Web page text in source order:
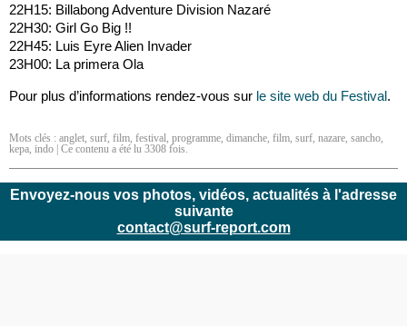
22H15: Billabong Adventure Division Nazaré
22H30: Girl Go Big !!
22H45: Luis Eyre Alien Invader
23H00: La primera Ola
Pour plus d’informations rendez-vous sur le site web du Festival.
Mots clés : anglet, surf, film, festival, programme, dimanche, film, surf, nazare, sancho,
kepa, indo | Ce contenu a été lu 3308 fois.
Envoyez-nous vos photos, vidéos, actualités à l'adresse
suivante
contact@surf-report.com